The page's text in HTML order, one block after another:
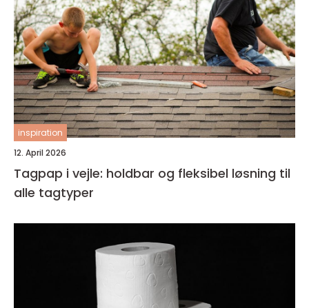
inspiration
12. April 2026
Tagpap i vejle: holdbar og fleksibel løsning til
alle tagtyper